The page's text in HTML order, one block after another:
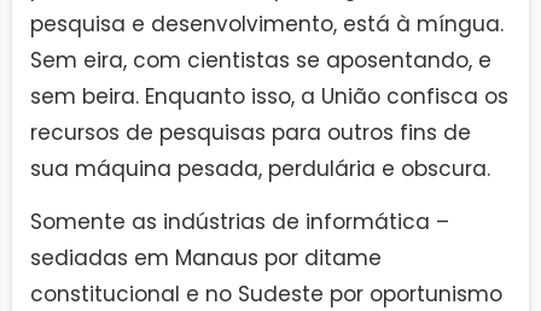
pesquisa e desenvolvimento, está à míngua.
Sem eira, com cientistas se aposentando, e
sem beira. Enquanto isso, a União confisca os
recursos de pesquisas para outros fins de
sua máquina pesada, perdulária e obscura.
Somente as indústrias de informática –
sediadas em Manaus por ditame
constitucional e no Sudeste por oportunismo